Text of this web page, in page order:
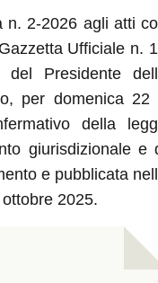
n. 2-2026 agli atti
Ufficiale n.
Presidente
per domenica 22
della
giurisdizionale e
e pubblicata
2025.